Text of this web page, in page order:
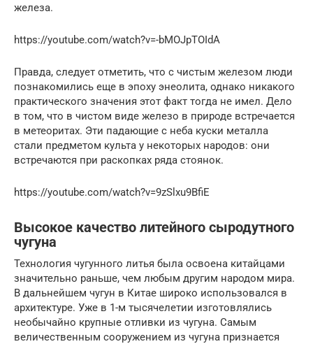
железа.
https://youtube.com/watch?v=-bMOJpTOIdA
Правда, следует отметить, что с чистым железом люди
познакомились еще в эпоху энеолита, однако никакого
практического значения этот факт тогда не имел. Дело
в том, что в чистом виде железо в природе встречается
в метеоритах. Эти падающие с неба куски металла
стали предметом культа у некоторых народов: они
встречаются при раскопках ряда стоянок.
https://youtube.com/watch?v=9zSlxu9BfiE
Высокое качество литейного сыродутного
чугуна
Технология чугунного литья была освоена китайцами
значительно раньше, чем любым другим народом мира.
В дальнейшем чугун в Китае широко использовался в
архитектуре. Уже в 1-м тысячелетии изготовлялись
необычайно крупные отливки из чугуна. Самым
величественным сооружением из чугуна признается